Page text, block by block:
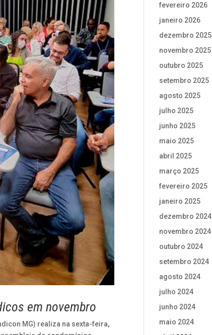
em novembro
MG) realiza na sexta-feira,
fevereiro 2026
janeiro 2026
dezembro 2025
novembro 2025
outubro 2025
setembro 2025
agosto 2025
julho 2025
junho 2025
maio 2025
abril 2025
março 2025
fevereiro 2025
janeiro 2025
dezembro 2024
novembro 2024
outubro 2024
setembro 2024
agosto 2024
julho 2024
junho 2024
maio 2024